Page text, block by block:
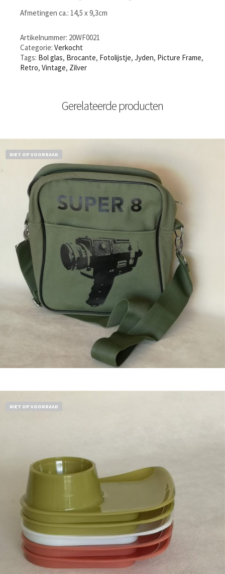
Afmetingen ca.: 14,5 x 9,3cm
Artikelnummer: 20WF0021
Categorie: Verkocht
Tags: Bol glas, Brocante, Fotolijstje, Jyden, Picture Frame,
Retro, Vintage, Zilver
Gerelateerde producten
NIET OP VOORRAAD
18,50
NIET OP VOORRAAD